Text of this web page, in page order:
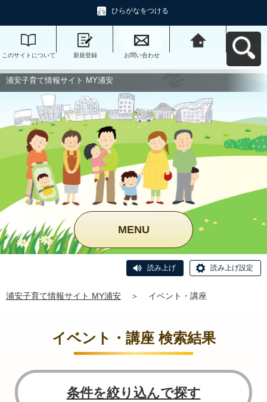
ひらがなをつける
このサイトについて 新規登録 お問い合わせ
浦安子育て情報サイト MY浦安
MENU
読み上げ 読み上げ設定
浦安子育て情報サイト MY浦安 ＞ イベント・講座
イベント・講座 検索結果
条件を絞り込んで探す